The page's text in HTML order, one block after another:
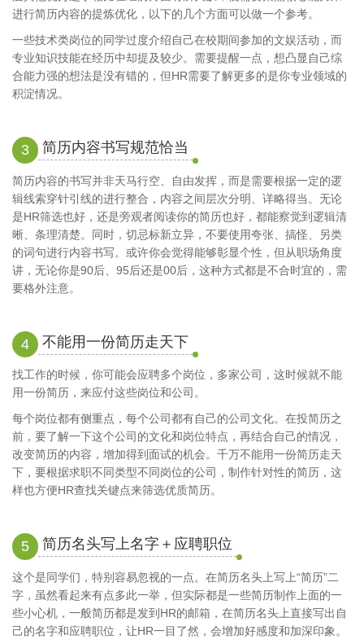
进行简历内容的提炼优化，以下的几个方面可以做一个参考。
一些技术类岗位的同学过度介绍自己在校期间参加的文娱活动，而
专业知识技能在经历中却提及较少。需要提醒一点，想凸显自己综
合能力强的想法是没有错的，但HR需要了解更多的是你专业领域的
积淀情况。
3 简历内容书写规范恰当
简历内容的书写并非天马行空、自由发挥，而是需要根据一定的逻
辑线索穿针引线的进行整合，内容之间层次分明、详略得当。无论
是HR筛选也好，还是旁观者阅读你的简历也好，都能察觉到逻辑清
晰、条理清楚。同时，切忌标新立异，不要使用夸张、搞怪、另类
的词句进行内容书写。或许你会觉得能够彰显个性，但从职场角度
讲，无论你是90后、95后还是00后，这种方式都是不合时宜的，需
要格外注意。
4 不能用一份简历走天下
找工作的时候，你可能会应聘多个岗位，多家公司，这时候就不能
用一份简历，来应付这些岗位和公司。
每个岗位都有侧重点，每个公司都有自己的公司文化。在投简历之
前，要了解一下这个公司的文化和岗位特点，再结合自己的情况，
改变简历的内容，增加得到面试的机会。千万不能用一份简历走天
下，要根据求职不同类型不同岗位的公司，制作针对性的简历，这
样也方便HR查找关键点来筛选优质简历。
5 简历名头写上名字＋应聘职位
这个是同学们，特别容易忽视的一点。在简历名头上写上“简历”二
字，虽然看起来有点多此一举，但实际都是一些简历制作上面的一
些小心机，一般简历都是发到HR的邮箱，在简历名头上直接写出自
己的名字和应聘职位，让HR一目了然，会增加好感度和加深印象。